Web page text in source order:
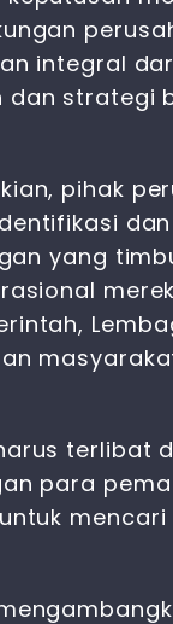
integral
dan strategi
pihak
yang
terlibat
para
mencari